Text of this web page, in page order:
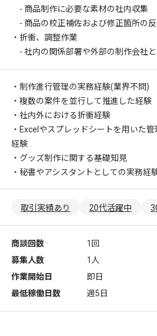
- 商品制作に必要な素材の社内収集
- 商品の校正補佐および修正箇所の
・折衝、調整作業
- 社内の関係部署や外部の制作会社
・制作進行管理の実務経験(業界不問)
・複数の案件を並行して推進した経験
・社内外における折衝経験
・Excelやスプレッドシートを用いた
経験
・グッズ制作に関する基礎知見
・秘書やアシスタントとしての実務経
取引実績あり 20代活躍中
商談回数
1回
募集人数
1人
作業開始日
即日
最低稼働日数
週5日